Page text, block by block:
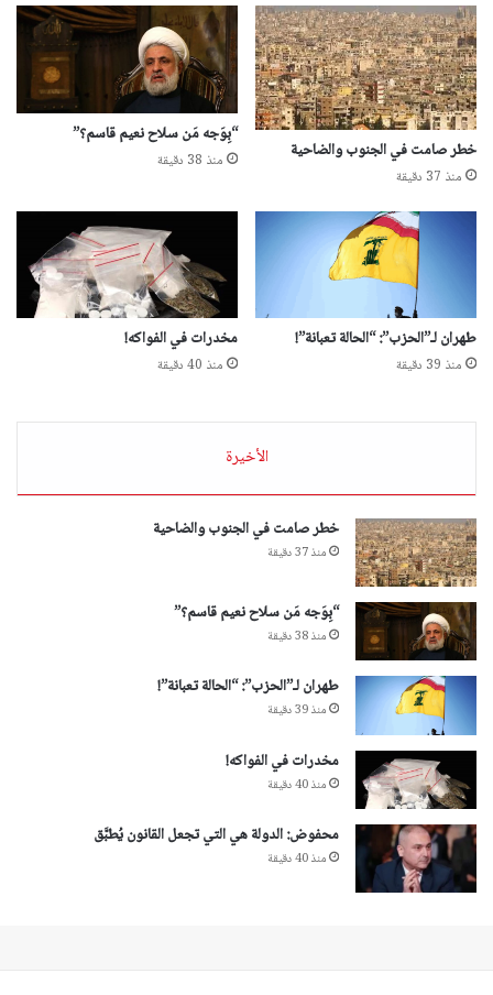
خطر صامت في الجنوب والضاحية
منذ 37 دقيقة
“بِوَجه مَن سلاح نعيم قاسم؟”
منذ 38 دقيقة
طهران لـ”الحزب”: “الحالة تعبانة”!
منذ 39 دقيقة
مخدرات في الفواكه!
منذ 40 دقيقة
الأخيرة
خطر صامت في الجنوب والضاحية
منذ 37 دقيقة
“بِوَجه مَن سلاح نعيم قاسم؟”
منذ 38 دقيقة
طهران لـ”الحزب”: “الحالة تعبانة”!
منذ 39 دقيقة
مخدرات في الفواكه!
منذ 40 دقيقة
محفوض: الدولة هي التي تجعل القانون يُطبَّق
منذ 40 دقيقة